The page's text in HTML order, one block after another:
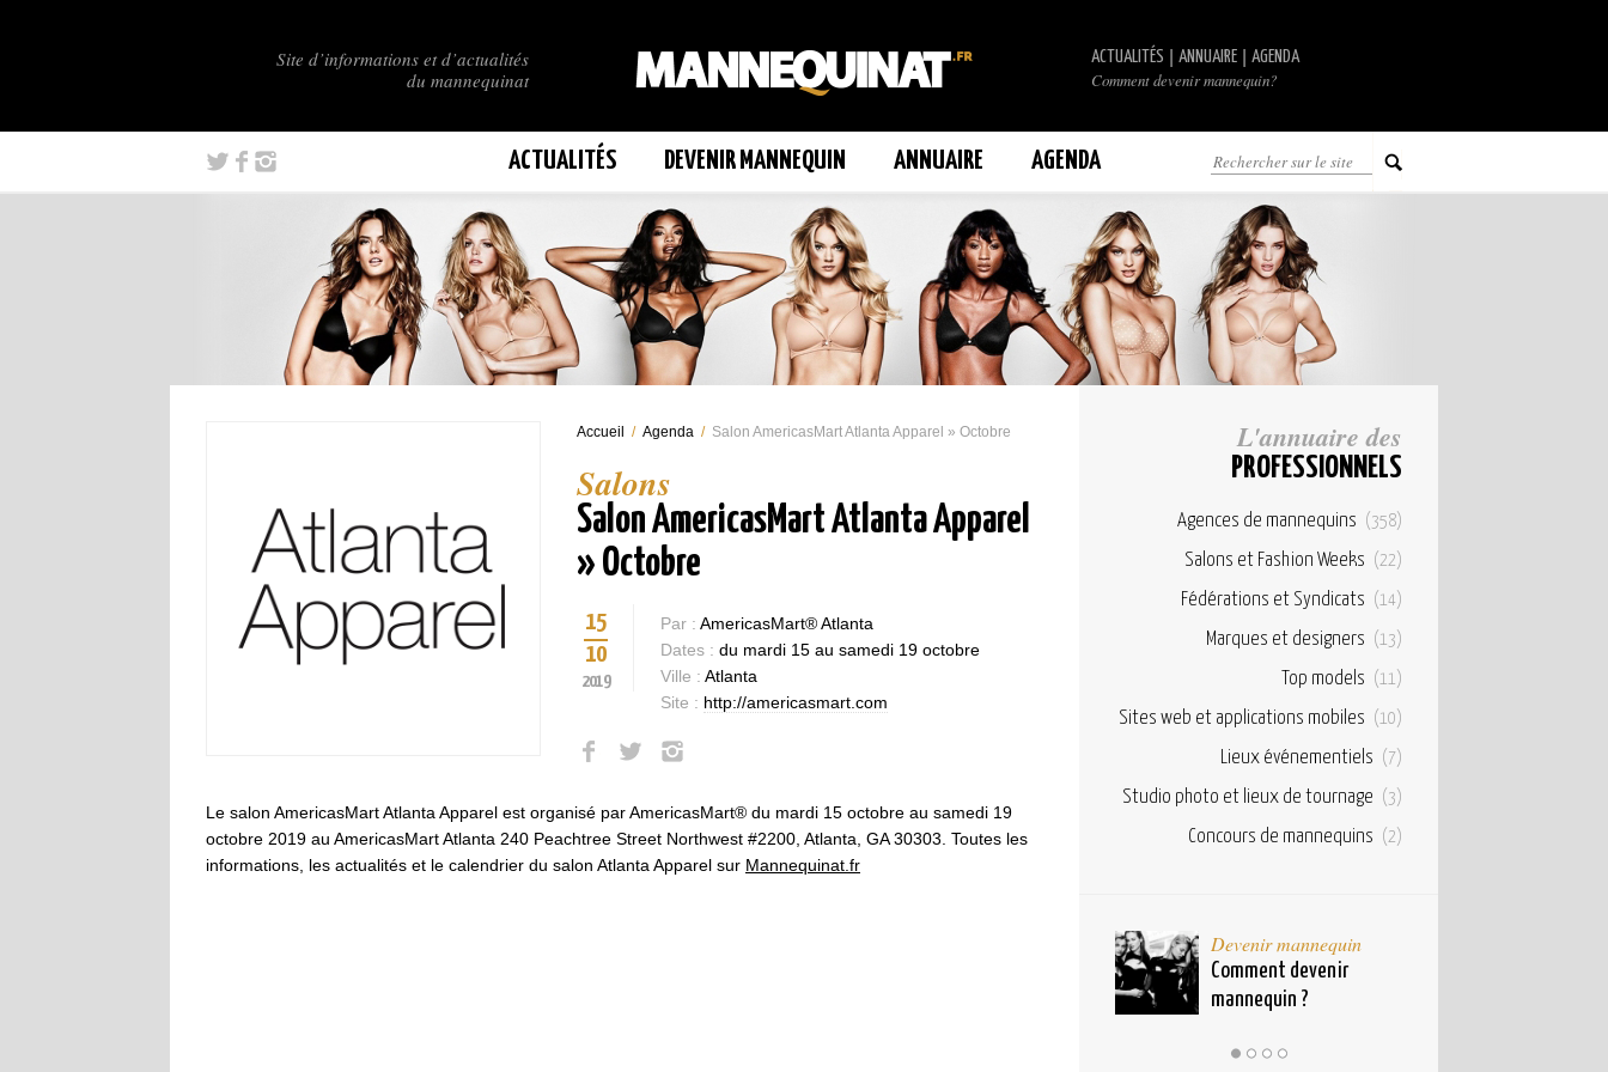
Site d’informations et d’actualités
du mannequinat
ACTUALITÉS ANNUAIRE AGENDA
Comment devenir mannequin?
ACTUALITÉS DEVENIR MANNEQUIN ANNUAIRE AGENDA
Accueil / Agenda / Salon AmericasMart Atlanta Apparel » Octobre
Salons
Salon AmericasMart Atlanta Apparel
» Octobre
15
10
2019
Par : AmericasMart® Atlanta
Dates : du mardi 15 au samedi 19 octobre
Ville : Atlanta
Site : http://americasmart.com
Le salon AmericasMart Atlanta Apparel est organisé par AmericasMart® du mardi 15 octobre au samedi 19
octobre 2019 au AmericasMart Atlanta 240 Peachtree Street Northwest #2200, Atlanta, GA 30303. Toutes les
informations, les actualités et le calendrier du salon Atlanta Apparel sur Mannequinat.fr
L'annuaire des
PROFESSIONNELS
Agences de mannequins (358)
Salons et Fashion Weeks (22)
Fédérations et Syndicats (14)
Marques et designers (13)
Top models (11)
Sites web et applications mobiles (10)
Lieux événementiels (7)
Studio photo et lieux de tournage (3)
Concours de mannequins (2)
Devenir mannequin
Comment devenir
mannequin ?